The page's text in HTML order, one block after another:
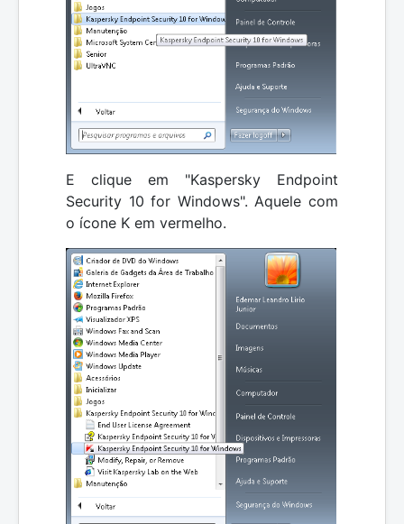
E clique em "Kaspersky Endpoint
Security 10 for Windows". Aquele com
o ícone K em vermelho.